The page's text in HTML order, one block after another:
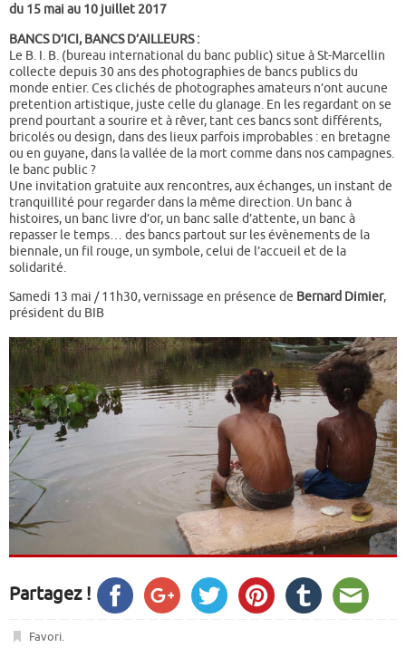
du 15 mai au 10 juillet 2017
BANCS D’ICI, BANCS D’AILLEURS :
Le B. I. B. (bureau international du banc public) situe à St-Marcellin
collecte depuis 30 ans des photographies de bancs publics du
monde entier. Ces clichés de photographes amateurs n’ont aucune
pretention artistique, juste celle du glanage. En les regardant on se
prend pourtant a sourire et à rêver, tant ces bancs sont différents,
bricolés ou design, dans des lieux parfois improbables : en bretagne
ou en guyane, dans la vallée de la mort comme dans nos campagnes.
le banc public ?
Une invitation gratuite aux rencontres, aux échanges, un instant de
tranquillité pour regarder dans la même direction. Un banc à
histoires, un banc livre d’or, un banc salle d’attente, un banc à
repasser le temps… des bancs partout sur les évènements de la
biennale, un fil rouge, un symbole, celui de l’accueil et de la
solidarité.
Samedi 13 mai / 11h30, vernissage en présence de Bernard Dimier,
président du BIB
Partagez !
Favori.